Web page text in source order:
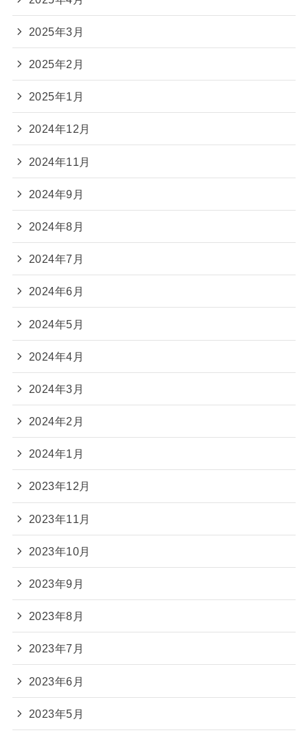
2025年3月
2025年2月
2025年1月
2024年12月
2024年11月
2024年9月
2024年8月
2024年7月
2024年6月
2024年5月
2024年4月
2024年3月
2024年2月
2024年1月
2023年12月
2023年11月
2023年10月
2023年9月
2023年8月
2023年7月
2023年6月
2023年5月